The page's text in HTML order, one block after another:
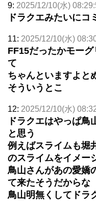
9: 2025/12/10(水)
ドラクエみたいにコ
11: 2025/12/10(水)
FF15だったかモー
て
ちゃんといますよと
そういうとこ
12: 2025/12/10(水)
ドラクエはやっぱ鳥
と思う
例えばスライムも堀
のスライムをイメー
鳥山さんがあの愛嬌
て来たそうだからな
鳥山明無くしてドラ